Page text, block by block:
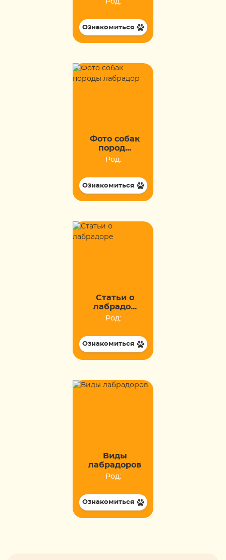
Род:
Ознакомиться
Фото собак
пород...
Род:
Ознакомиться
Статьи о
лабрадо...
Род:
Ознакомиться
Виды
лабрадоров
Род:
Ознакомиться